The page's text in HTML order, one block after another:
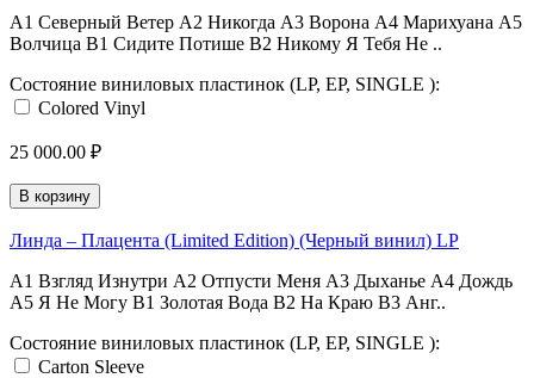
A1 Северный Ветер A2 Никогда A3 Ворона A4 Марихуана A5
Волчица B1 Сидите Потише B2 Никому Я Тебя Не ..
Состояние виниловых пластинок (LP, EP, SINGLE ):
Colored Vinyl
25 000.00 ₽
В корзину
Линда ‎– Плацента (Limited Edition) (Черный винил) LP
A1 Взгляд Изнутри A2 Отпусти Меня A3 Дыханье A4 Дождь
A5 Я Не Могу B1 Золотая Вода B2 На Краю B3 Анг..
Состояние виниловых пластинок (LP, EP, SINGLE ):
Carton Sleeve